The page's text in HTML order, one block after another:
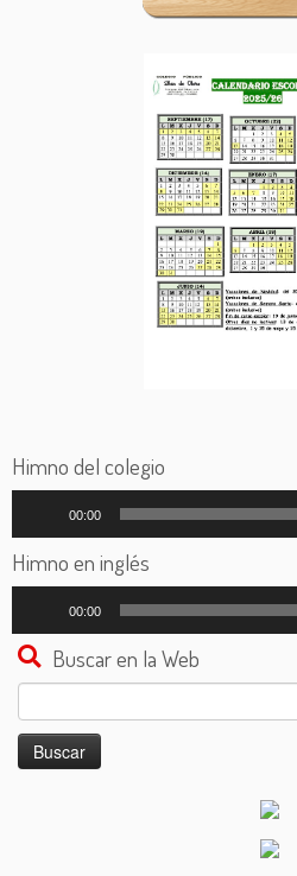
Himno del colegio
audio
00:00
Himno en inglés
audio
00:00
Buscar en la Web
Buscar: